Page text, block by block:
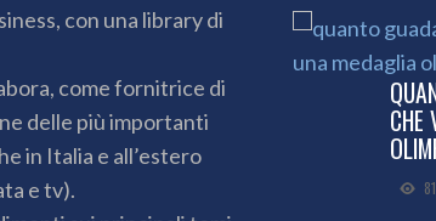
con una library di
come fornitrice di
delle più importanti
in Italia e all’estero
e tv).
CHE